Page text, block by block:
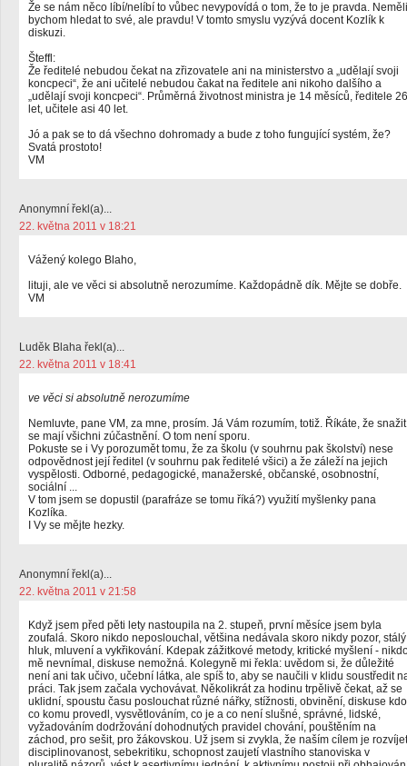
Že se nám něco líbí/nelíbí to vůbec nevypovídá o tom, že to je pravda. Neměli
bychom hledat to své, ale pravdu! V tomto smyslu vyzývá docent Kozlík k
diskuzi.
Šteffl:
Že ředitelé nebudou čekat na zřizovatele ani na ministerstvo a „udělají svoji
koncpeci“, že ani učitelé nebudou čakat na ředitele ani nikoho dalšího a
„udělají svoji koncpeci“. Průměrná životnost ministra je 14 měsíců, ředitele 26
let, učitele asi 40 let.
Jó a pak se to dá všechno dohromady a bude z toho fungující systém, že?
Svatá prostoto!
VM
Anonymní řekl(a)...
22. května 2011 v 18:21
Vážený kolego Blaho,
lituji, ale ve věci si absolutně nerozumíme. Každopádně dík. Mějte se dobře.
VM
Luděk Blaha řekl(a)...
22. května 2011 v 18:41
ve věci si absolutně nerozumíme
Nemluvte, pane VM, za mne, prosím. Já Vám rozumím, totiž. Říkáte, že snažit
se mají všichni zúčastnění. O tom není sporu.
Pokuste se i Vy porozumět tomu, že za školu (v souhrnu pak školství) nese
odpovědnost její ředitel (v souhrnu pak ředitelé všici) a že záleží na jejich
vyspělosti. Odborné, pedagogické, manažerské, občanské, osobnostní,
sociální ...
V tom jsem se dopustil (parafráze se tomu říká?) využití myšlenky pana
Kozlíka.
I Vy se mějte hezky.
Anonymní řekl(a)...
22. května 2011 v 21:58
Když jsem před pěti lety nastoupila na 2. stupeň, první měsíce jsem byla
zoufalá. Skoro nikdo neposlouchal, většina nedávala skoro nikdy pozor, stálý
hluk, mluvení a vykřikování. Kdepak zážitkové metody, kritické myšlení -
mě nevnímal, diskuse nemožná. Kolegyně mi řekla: uvědom si, že důležité
není ani tak učivo, učební látka, ale spíš to, aby se naučili v klidu soustředit
práci. Tak jsem začala vychovávat. Několikrát za hodinu trpělivě čekat, až se
uklidní, spoustu času poslouchat různé nářky, stížnosti, obvinění, diskuse kdo
co komu provedl, vysvětlováním, co je a co není slušné, správné, lidské,
vyžadováním dodržování dohodnutých pravidel chování, pouštěním na
záchod, pro sešit, pro žákovskou. Už jsem si zvykla, že naším cílem je rozvíjet
disciplinovanost, sebekritiku, schopnost zaujetí vlastního stanoviska v